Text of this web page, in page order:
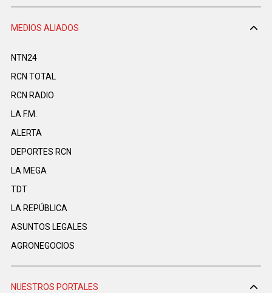
MEDIOS ALIADOS
NTN24
RCN TOTAL
RCN RADIO
LA F.M.
ALERTA
DEPORTES RCN
LA MEGA
TDT
LA REPÚBLICA
ASUNTOS LEGALES
AGRONEGOCIOS
NUESTROS PORTALES